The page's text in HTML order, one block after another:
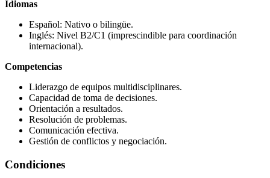
Idiomas
Español: Nativo o bilingüe.
Inglés: Nivel B2/C1 (imprescindible para coordinación
internacional).
Competencias
Liderazgo de equipos multidisciplinares.
Capacidad de toma de decisiones.
Orientación a resultados.
Resolución de problemas.
Comunicación efectiva.
Gestión de conflictos y negociación.
Condiciones